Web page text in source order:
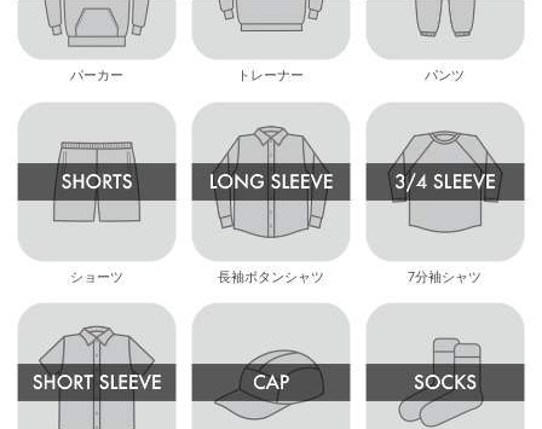
パーカー トレーナー パンツ
ショーツ 長袖ボタンシャツ 7分袖シャツ